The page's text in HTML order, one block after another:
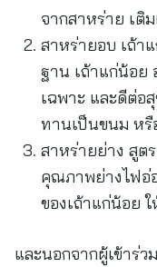
จากสาหร่าย เติ
สาหร่ายอบ เถ้า
ฐาน เถ้าแก่น้อย
เฉพาะ และดีต่อ
ทานเป็นขนม หรื
สาหร่ายย่าง สูต
คุณภาพย่างไฟอ่
ของเถ้าแก่น้อย
และนอกจากผู้เข้าร่